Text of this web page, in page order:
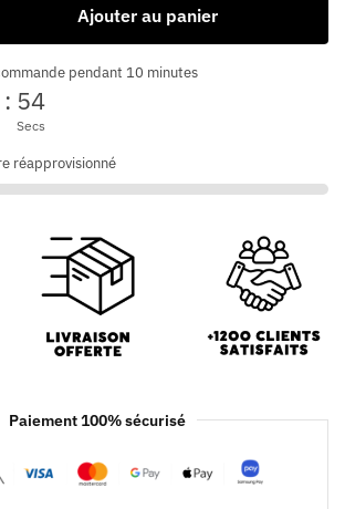
Ajouter au panier
pendant 10 minutes
: 54
Secs
réapprovisionné
Paiement 100% sécurisé